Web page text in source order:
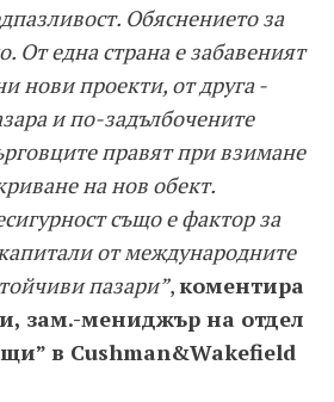
Обяснението за
От една страна е забавеният
нови проекти, от друга -
и по-задълбочените
правят при взимане
на нов обект.
също е фактор за
от международните
пазари”,коментира
зам.-мениджър на отдел
в Cushman&Wakefield